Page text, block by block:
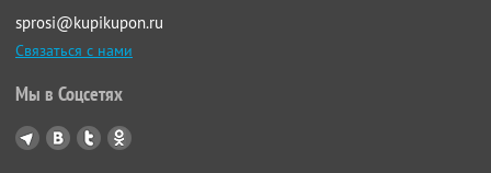
sprosi@kupikupon.ru
Связаться с нами
Мы в Соцсетях